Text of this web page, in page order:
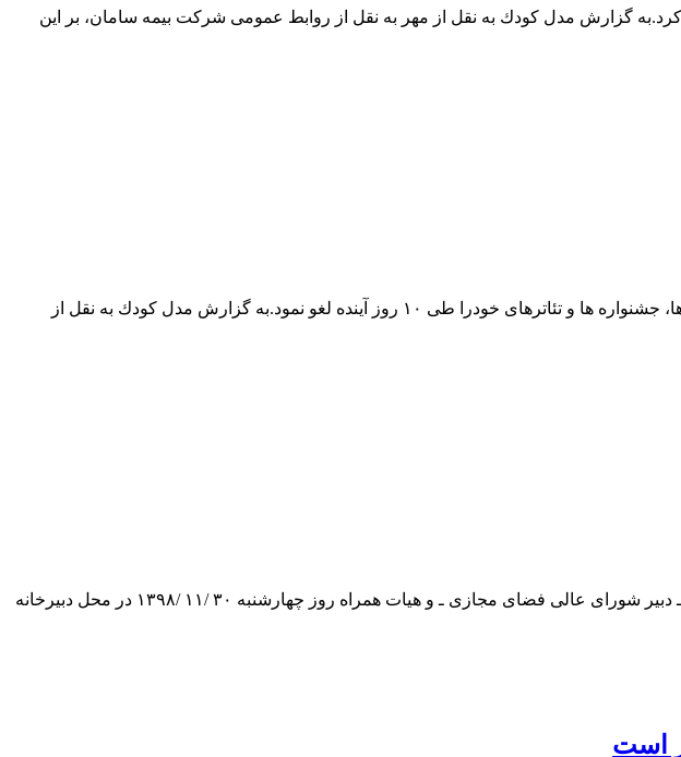
گزارش مدل كودك به نقل از مهر به نقل از روابط عمومی شركت بیمه سامان، بر این
مدل كودك: كانون پرورش فكری كودكان و نوجوانان با صدور اطلاعیه ای تمامی نشست های عمومی، مهرواره ها، جشنواره ها و تئاترهای خودرا طی ۱۰ روز آینده لغو نمود.به گزارش مدل كودك به نقل از
مدل كودك: نشست مشترك سعیدرضا عاملی ـ دبیر شورای عالی انقلاب فرهنگی ـ و سید ابوالحسن فیروزآبادی ـ دبیر شورای عالی فضای مجازی ـ و هیات همراه روز چهارشنبه ۳۰ /۱۱ /۱۳۹۸ در محل دبیرخانه